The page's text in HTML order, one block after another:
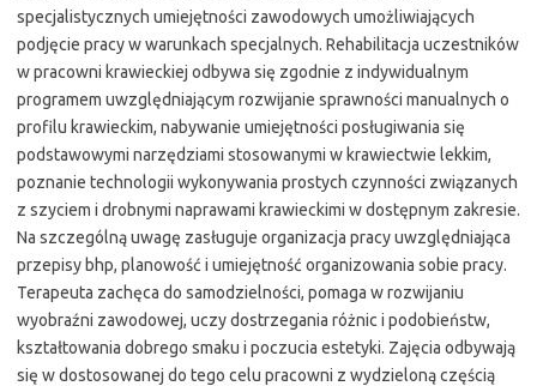
specjalistycznych umiejętności zawodowych umożliwiających
podjęcie pracy w warunkach specjalnych. Rehabilitacja uczestników
w pracowni krawieckiej odbywa się zgodnie z indywidualnym
programem uwzględniającym rozwijanie sprawności manualnych o
profilu krawieckim, nabywanie umiejętności posługiwania się
podstawowymi narzędziami stosowanymi w krawiectwie lekkim,
poznanie technologii wykonywania prostych czynności związanych
z szyciem i drobnymi naprawami krawieckimi w dostępnym zakresie.
Na szczególną uwagę zasługuje organizacja pracy uwzględniająca
przepisy bhp, planowość i umiejętność organizowania sobie pracy.
Terapeuta zachęca do samodzielności, pomaga w rozwijaniu
wyobraźni zawodowej, uczy dostrzegania różnic i podobieństw,
kształtowania dobrego smaku i poczucia estetyki. Zajęcia odbywają
się w dostosowanej do tego celu pracowni z wydzieloną częścią